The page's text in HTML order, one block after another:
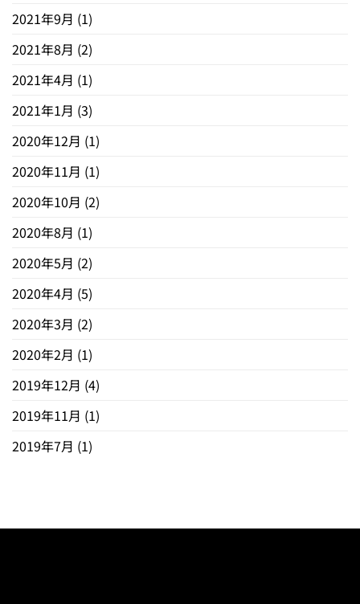
2021年9月 (1)
2021年8月 (2)
2021年4月 (1)
2021年1月 (3)
2020年12月 (1)
2020年11月 (1)
2020年10月 (2)
2020年8月 (1)
2020年5月 (2)
2020年4月 (5)
2020年3月 (2)
2020年2月 (1)
2019年12月 (4)
2019年11月 (1)
2019年7月 (1)